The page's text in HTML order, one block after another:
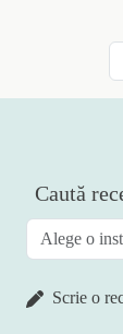
Caută
Scrie o